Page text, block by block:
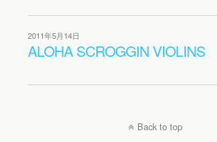
2011年5月14日
ALOHA SCROGGIN VIOLINS
Back to top